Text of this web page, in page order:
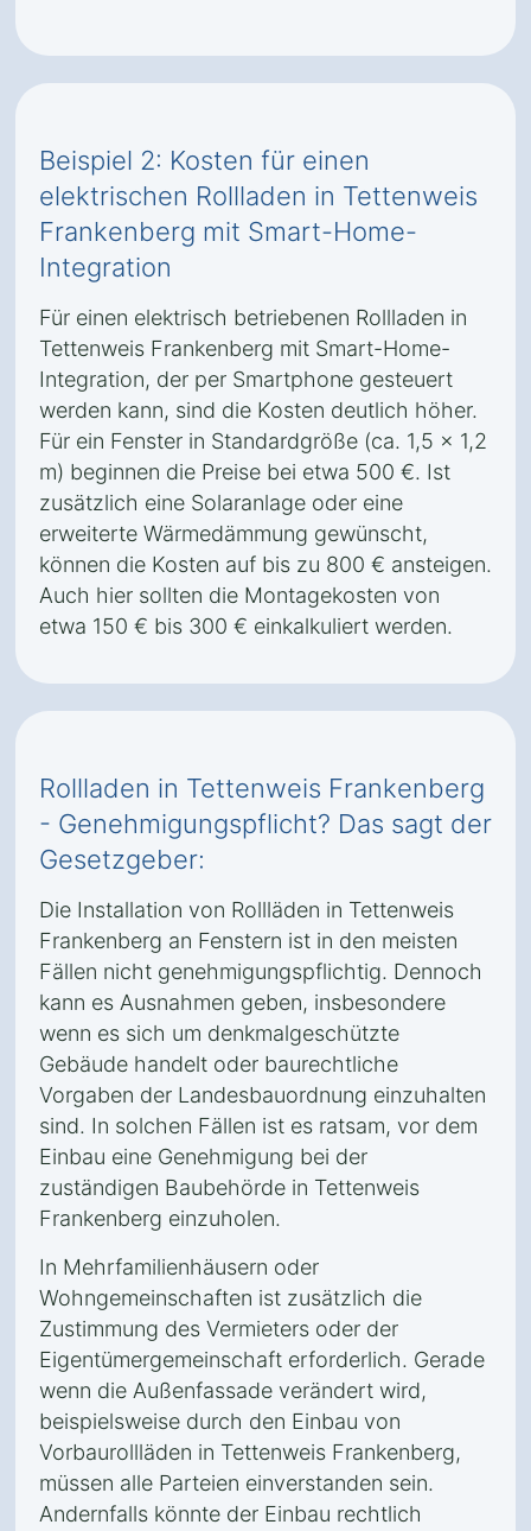
Beispiel 2: Kosten für einen
elektrischen Rollladen in Tettenweis
Frankenberg mit Smart-Home-
Integration
Für einen elektrisch betriebenen Rollladen in
Tettenweis Frankenberg mit Smart-Home-
Integration, der per Smartphone gesteuert
werden kann, sind die Kosten deutlich höher.
Für ein Fenster in Standardgröße (ca. 1,5 x 1,2
m) beginnen die Preise bei etwa 500 €. Ist
zusätzlich eine Solaranlage oder eine
erweiterte Wärmedämmung gewünscht,
können die Kosten auf bis zu 800 € ansteigen.
Auch hier sollten die Montagekosten von
etwa 150 € bis 300 € einkalkuliert werden.
Rollladen in Tettenweis Frankenberg
- Genehmigungspflicht? Das sagt der
Gesetzgeber:
Die Installation von Rollläden in Tettenweis
Frankenberg an Fenstern ist in den meisten
Fällen nicht genehmigungspflichtig. Dennoch
kann es Ausnahmen geben, insbesondere
wenn es sich um denkmalgeschützte
Gebäude handelt oder baurechtliche
Vorgaben der Landesbauordnung einzuhalten
sind. In solchen Fällen ist es ratsam, vor dem
Einbau eine Genehmigung bei der
zuständigen Baubehörde in Tettenweis
Frankenberg einzuholen.
In Mehrfamilienhäusern oder
Wohngemeinschaften ist zusätzlich die
Zustimmung des Vermieters oder der
Eigentümergemeinschaft erforderlich. Gerade
wenn die Außenfassade verändert wird,
beispielsweise durch den Einbau von
Vorbaurollläden in Tettenweis Frankenberg,
müssen alle Parteien einverstanden sein.
Andernfalls könnte der Einbau rechtlich